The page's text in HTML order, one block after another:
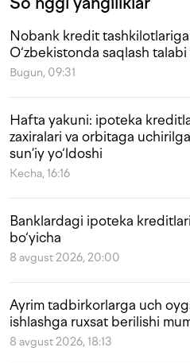
Nobank kredit
O‘zbekistonda saqlash
Bugun, 09:31
Hafta yakuni: ipoteka
zaxiralari va orbitaga
sun’iy yo‘ldoshi
Kecha, 16:16
Banklardagi ipoteka
bo‘yicha
8 avgust 2026, 20:00
Ayrim tadbirkorlarga uch
ishlashga ruxsat berilishi
8 avgust 2026, 18:13